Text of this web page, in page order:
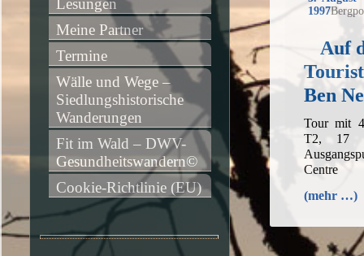
1997
Auf
Ben
Tour mit 4
T2, 17
Centre
(mehr …)
Lesungen
Meine Partner
Termine
Wälle und Wege –
Siedlungshistorische
Wanderungen
Fit im Wald – DWV-
Gesundheitswandern©
Cookie-Richtlinie (EU)